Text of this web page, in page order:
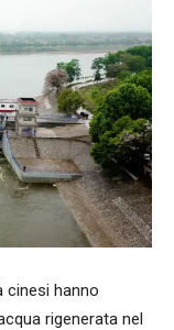
cinesi hanno
rigenerata nel